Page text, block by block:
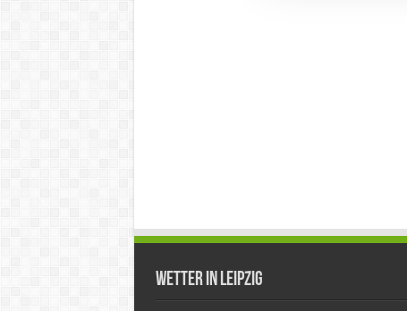
Wetter in Leipzig